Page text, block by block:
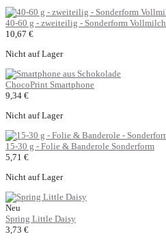
40-60 g - zweiteilig - Sonderform Vollmilch
10,67 €
Nicht auf Lager
ChocoPrint Smartphone
9,34 €
Nicht auf Lager
15-30 g - Folie & Banderole Sonderform
5,71 €
Nicht auf Lager
Neu
Spring Little Daisy
3,73 €